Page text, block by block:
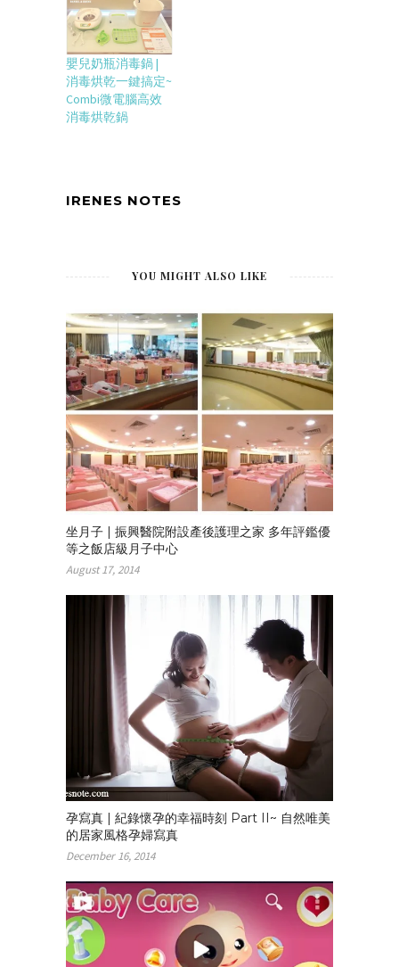
嬰兒奶瓶消毒鍋 |
消毒烘乾一鍵搞定~
Combi微電腦高效
消毒烘乾鍋
IRENES NOTES
YOU MIGHT ALSO LIKE
坐月子 | 振興醫院附設產後護理之家 多年評鑑優
等之飯店級月子中心
August 17, 2014
孕寫真 | 紀錄懷孕的幸福時刻 Part II~ 自然唯美
的居家風格孕婦寫真
December 16, 2014